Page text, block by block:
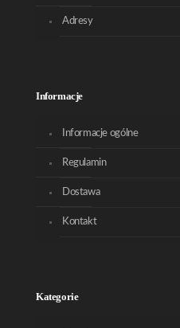
Adresy
Informacje
Informacje ogólne
Regulamin
Dostawa
Kontakt
Kategorie